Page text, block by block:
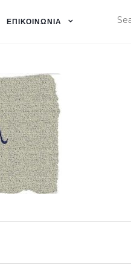
ΕΠΙΚΟΙΝΩΝΊΑ